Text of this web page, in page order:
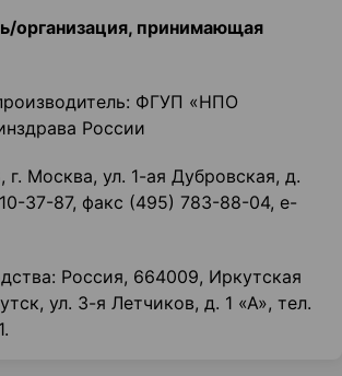
организация, принимающая
ФГУП «НПО
России
г. Москва, ул. 1-ая Дубровская, д.
37-87, факс (495) 783-88-04, e-
Россия, 664009, Иркутская
ул. 3-я Летчиков, д. 1 «А», тел.